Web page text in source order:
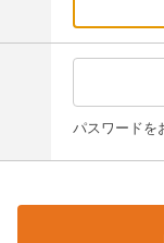
パスワードを